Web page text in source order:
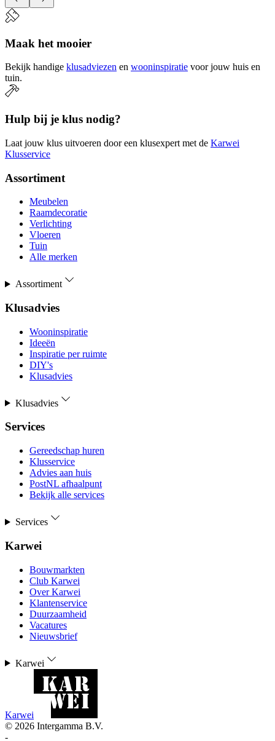
Maak het mooier
Bekijk handige klusadviezen en wooninspiratie voor jouw huis en
tuin.
Hulp bij je klus nodig?
Laat jouw klus uitvoeren door een klusexpert met de Karwei
Klusservice
Assortiment
Meubelen
Raamdecoratie
Verlichting
Vloeren
Tuin
Alle merken
Assortiment
Klusadvies
Wooninspiratie
Ideeën
Inspiratie per ruimte
DIY's
Klusadvies
Klusadvies
Services
Gereedschap huren
Klusservice
Advies aan huis
PostNL afhaalpunt
Bekijk alle services
Services
Karwei
Bouwmarkten
Club Karwei
Over Karwei
Klantenservice
Duurzaamheid
Vacatures
Nieuwsbrief
Karwei
Karwei
© 2026 Intergamma B.V.
-